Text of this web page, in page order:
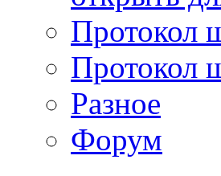
Протокол
Протокол
Разное
Форум